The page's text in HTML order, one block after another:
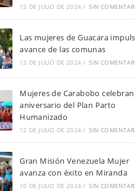
15 DE JULIO DE 2024 / SIN
Las mujeres de Guacara
avance de las comunas
13 DE JULIO DE 2024 / SIN
Mujeres de Carabobo celebran
aniversario del Plan Parto
Humanizado
12 DE JULIO DE 2024 / SIN
Gran Misión Venezuela Mujer
avanza con éxito en Miranda
10 DE JULIO DE 2024 / SIN